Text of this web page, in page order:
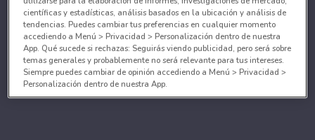
científicas y estadísticas, análisis basados en la ubicación y análisis de
tendencias. Puedes cambiar tus preferencias en cualquier momento
accediendo a Menú > Privacidad > Personalización dentro de nuestra
App. Qué sucede si rechazas: Seguirás viendo publicidad, pero será sobre
temas generales y probablemente no será relevante para tus intereses.
Siempre puedes cambiar de opinión accediendo a Menú > Privacidad >
Personalización dentro de nuestra App.